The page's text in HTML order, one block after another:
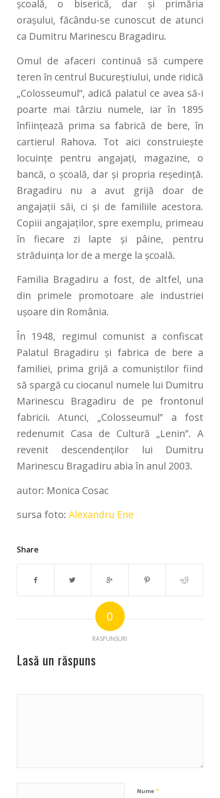
şcoală, o biserică, dar şi primăria
oraşului, făcându-se cunoscut de atunci
ca Dumitru Marinescu Bragadiru.
Omul de afaceri continuă să cumpere
teren în centrul Bucureştiului, unde ridică
„Colosseumul”, adică palatul ce avea să-i
poarte mai târziu numele, iar în 1895
înfiinţează prima sa fabrică de bere, în
cartierul Rahova. Tot aici construieşte
locuinţe pentru angajaţi, magazine, o
bancă, o școală, dar şi propria reşedinţă.
Bragadiru nu a avut grijă doar de
angajații săi, ci și de familiile acestora.
Copiii angajaților, spre exemplu, primeau
în fiecare zi lapte și pâine, pentru
străduința lor de a merge la școală.
Familia Bragadiru a fost, de altfel, una
din primele promotoare ale industriei
uşoare din România.
În 1948, regimul comunist a confiscat
Palatul Bragadiru şi fabrica de bere a
familiei, prima grijă a comuniștilor fiind
să spargă cu ciocanul numele lui Dumitru
Marinescu Bragadiru de pe frontonul
fabricii. Atunci, „Colosseumul” a fost
redenumit Casa de Cultură „Lenin”. A
revenit descendenţilor lui Dumitru
Marinescu Bragadiru abia în anul 2003.
autor: Monica Cosac
sursa foto: Alexandru Ene
Share
0
RASPUNSURI
Lasă un răspuns
Nume *